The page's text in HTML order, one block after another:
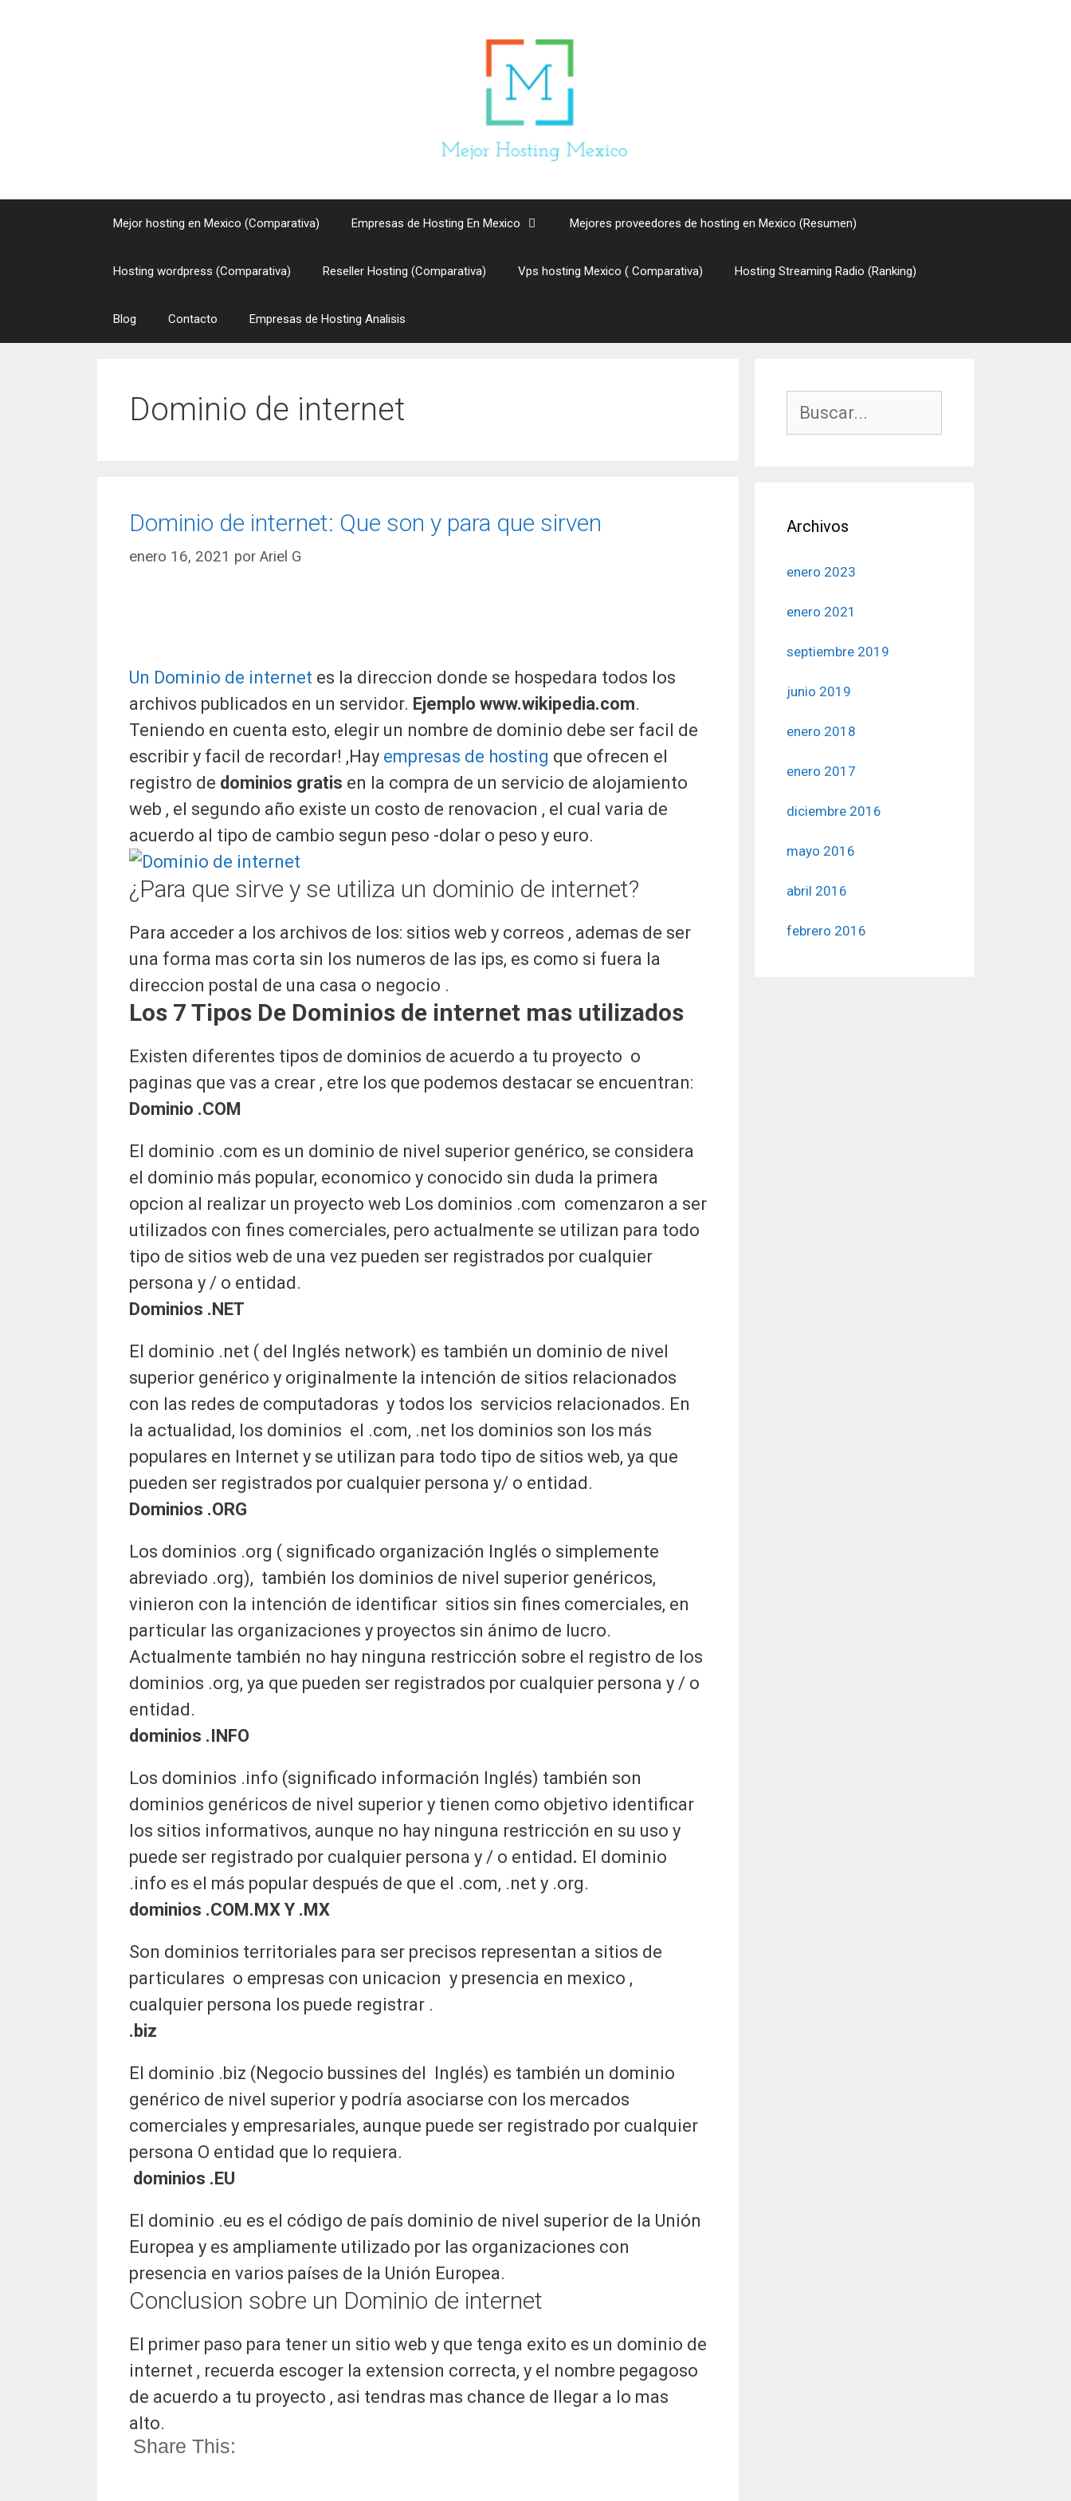
Mejor hosting en Mexico (Comparativa) Empresas de Hosting En Mexico Mejores proveedores de hosting en Mexico (Resumen)
Hosting wordpress (Comparativa) Reseller Hosting (Comparativa) Vps hosting Mexico ( Comparativa) Hosting Streaming Radio (Ranking)
Blog Contacto Empresas de Hosting Analisis
Dominio de internet
Dominio de internet: Que son y para que sirven
enero 16, 2021 por Ariel G
Un Dominio de internet es la direccion donde se hospedara todos los
archivos publicados en un servidor. Ejemplo www.wikipedia.com.
Teniendo en cuenta esto, elegir un nombre de dominio debe ser facil de
escribir y facil de recordar! ,Hay empresas de hosting que ofrecen el
registro de dominios gratis en la compra de un servicio de alojamiento
web , el segundo año existe un costo de renovacion , el cual varia de
acuerdo al tipo de cambio segun peso -dolar o peso y euro.
¿Para que sirve y se utiliza un dominio de internet?
Para acceder a los archivos de los: sitios web y correos , ademas de ser
una forma mas corta sin los numeros de las ips, es como si fuera la
direccion postal de una casa o negocio .
Los 7 Tipos De Dominios de internet mas utilizados
Existen diferentes tipos de dominios de acuerdo a tu proyecto o
paginas que vas a crear , etre los que podemos destacar se encuentran:
Dominio .COM
El dominio .com es un dominio de nivel superior genérico, se considera
el dominio más popular, economico y conocido sin duda la primera
opcion al realizar un proyecto web Los dominios .com comenzaron a ser
utilizados con fines comerciales, pero actualmente se utilizan para todo
tipo de sitios web de una vez pueden ser registrados por cualquier
persona y / o entidad.
Dominios .NET
El dominio .net ( del Inglés network) es también un dominio de nivel
superior genérico y originalmente la intención de sitios relacionados
con las redes de computadoras y todos los servicios relacionados. En
la actualidad, los dominios el .com, .net los dominios son los más
populares en Internet y se utilizan para todo tipo de sitios web, ya que
pueden ser registrados por cualquier persona y/ o entidad.
Dominios .ORG
Los dominios .org ( significado organización Inglés o simplemente
abreviado .org), también los dominios de nivel superior genéricos,
vinieron con la intención de identificar sitios sin fines comerciales, en
particular las organizaciones y proyectos sin ánimo de lucro.
Actualmente también no hay ninguna restricción sobre el registro de los
dominios .org, ya que pueden ser registrados por cualquier persona y / o
entidad.
dominios .INFO
Los dominios .info (significado información Inglés) también son
dominios genéricos de nivel superior y tienen como objetivo identificar
los sitios informativos, aunque no hay ninguna restricción en su uso y
puede ser registrado por cualquier persona y / o entidad. El dominio
.info es el más popular después de que el .com, .net y .org.
dominios .COM.MX Y .MX
Son dominios territoriales para ser precisos representan a sitios de
particulares o empresas con unicacion y presencia en mexico ,
cualquier persona los puede registrar .
.biz
El dominio .biz (Negocio bussines del Inglés) es también un dominio
genérico de nivel superior y podría asociarse con los mercados
comerciales y empresariales, aunque puede ser registrado por cualquier
persona O entidad que lo requiera.
dominios .EU
El dominio .eu es el código de país dominio de nivel superior de la Unión
Europea y es ampliamente utilizado por las organizaciones con
presencia en varios países de la Unión Europea.
Conclusion sobre un Dominio de internet
El primer paso para tener un sitio web y que tenga exito es un dominio de
internet , recuerda escoger la extension correcta, y el nombre pegagoso
de acuerdo a tu proyecto , asi tendras mas chance de llegar a lo mas
alto.
Share This:
Archivos
enero 2023
enero 2021
septiembre 2019
junio 2019
enero 2018
enero 2017
diciembre 2016
mayo 2016
abril 2016
febrero 2016